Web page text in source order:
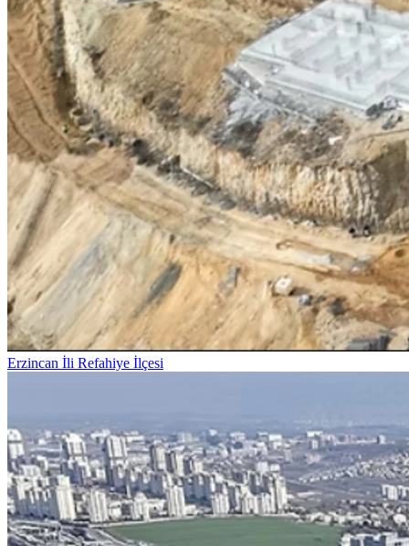
Erzincan İli Refahiye İlçesi